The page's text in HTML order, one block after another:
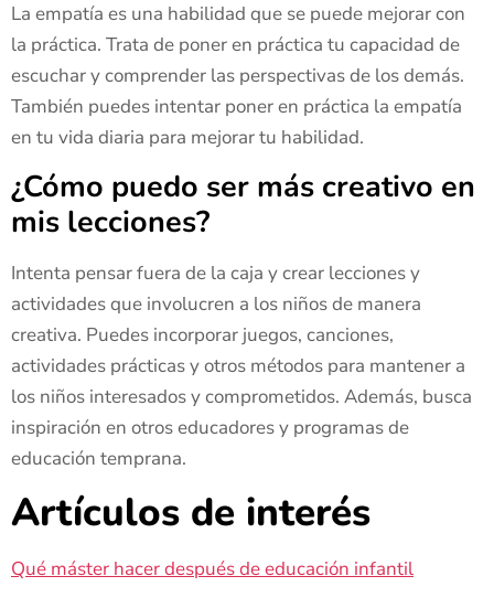
La empatía es una habilidad que se puede mejorar con
la práctica. Trata de poner en práctica tu capacidad de
escuchar y comprender las perspectivas de los demás.
También puedes intentar poner en práctica la empatía
en tu vida diaria para mejorar tu habilidad.
¿Cómo puedo ser más creativo en
mis lecciones?
Intenta pensar fuera de la caja y crear lecciones y
actividades que involucren a los niños de manera
creativa. Puedes incorporar juegos, canciones,
actividades prácticas y otros métodos para mantener a
los niños interesados y comprometidos. Además, busca
inspiración en otros educadores y programas de
educación temprana.
Artículos de interés
Qué máster hacer después de educación infantil